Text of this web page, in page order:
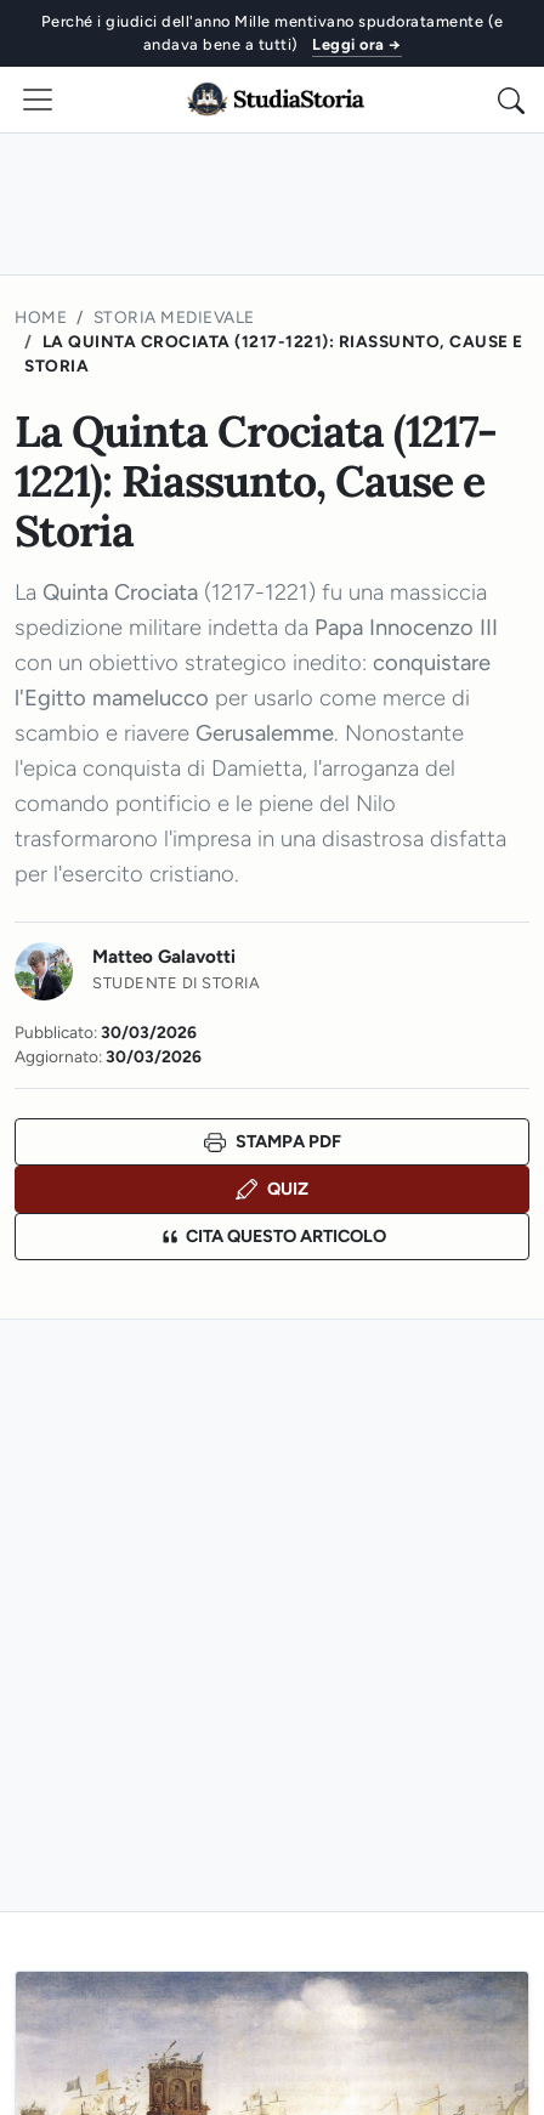
Perché i giudici dell'anno Mille mentivano spudoratamente (e
andava bene a tutti)
Leggi ora →
HOME
STORIA MEDIEVALE
LA QUINTA CROCIATA (1217-1221): RIASSUNTO, CAUSE E
STORIA
La Quinta Crociata (1217-
1221): Riassunto, Cause e
Storia
La Quinta Crociata (1217-1221) fu una massiccia
spedizione militare indetta da Papa Innocenzo III
con un obiettivo strategico inedito: conquistare
l'Egitto mamelucco per usarlo come merce di
scambio e riavere Gerusalemme. Nonostante
l'epica conquista di Damietta, l'arroganza del
comando pontificio e le piene del Nilo
trasformarono l'impresa in una disastrosa disfatta
per l'esercito cristiano.
Matteo Galavotti
STUDENTE DI STORIA
Pubblicato:30/03/2026
Aggiornato:30/03/2026
STAMPA PDF
QUIZ
CITA QUESTO ARTICOLO